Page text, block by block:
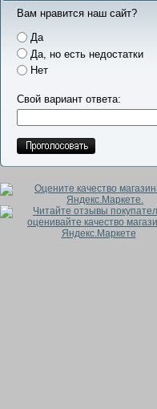
Вам нравится наш сайт?
Да
Да, но есть недостатки
Нет
Свой вариант ответа: